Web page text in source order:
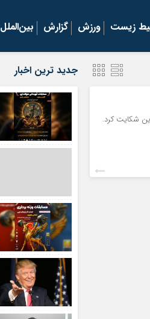
زیست ورزش گزارش بین‌الملل
شکایت کرد.
جدید ترین اخبار